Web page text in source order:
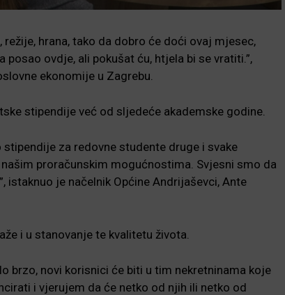
hrana, tako da dobro će doći ovaj mjesec,
ovdje, ali pokušat ću, htjela bi se vratiti.”,
ekonomije u Zagrebu.
stipendije već od sljedeće akademske godine.
za redovne studente druge i svake
proračunskim mogućnostima. Svjesni smo da
istaknuo je načelnik Općine Andrijaševci, Ante
i u stanovanje te kvalitetu života.
brzo, novi korisnici će biti u tim nekretninama koje
i vjerujem da će netko od njih ili netko od